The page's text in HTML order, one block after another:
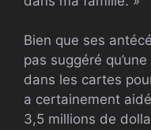
Bien que ses
pas suggéré
dans les cartes
a certainement
3,5 millions de